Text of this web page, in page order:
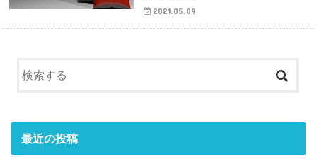
2021.05.09
最近の投稿